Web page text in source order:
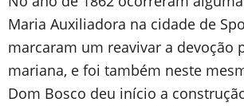
Maria Auxiliadora na cidade de
marcaram um reavivar a devoção
mariana, e foi também neste
Dom Bosco deu início a